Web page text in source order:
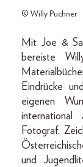
© Willy Puchner
Mit Joe &
bereiste
Eindrücke
eigenen
international
Fotograf,
und